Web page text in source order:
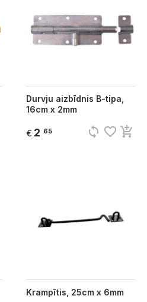
Durvju aizbīdnis B-tipa,
16cm x 2mm
€ 2 65 sync favorite_border add_shopping_cart
Krampītis, 25cm x 6mm